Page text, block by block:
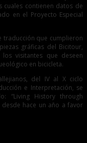
cuales contienen datos de
en el Proyecto Especial
que cumplieron
gráficas del Bicitour,
visitantes que deseen
en bicicleta.
del IV al X ciclo
e Interpretación, se
“Living History through
desde hace un año a favor